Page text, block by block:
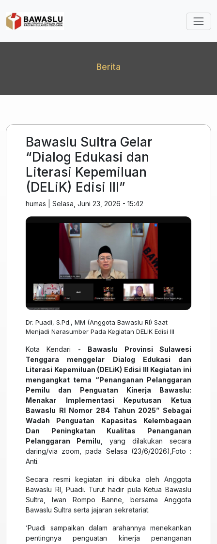
Berita
Bawaslu Sultra Gelar
“Dialog Edukasi dan
Literasi Kepemiluan
(DELiK) Edisi III”
humas Selasa, Juni 23, 2026 - 15:42
Dr. Puadi, S.Pd., MM (Anggota Bawaslu RI) Saat
Menjadi Narasumber Pada Kegiatan DELIK Edisi III
Kota Kendari - Bawaslu Provinsi Sulawesi
Tenggara menggelar Dialog Edukasi dan
Literasi Kepemiluan (DELiK) Edisi III Kegiatan ini
mengangkat tema “Penanganan Pelanggaran
Pemilu dan Penguatan Kinerja Bawaslu:
Menakar Implementasi Keputusan Ketua
Bawaslu RI Nomor 284 Tahun 2025” Sebagai
Wadah Penguatan Kapasitas Kelembagaan
Dan Peningkatan Kualitas Penanganan
Pelanggaran Pemilu , yang dilakukan secara
daring/via zoom, pada Selasa (23/6/2026),Foto :
Anti.
Secara resmi kegiatan ini dibuka oleh Anggota
Bawaslu RI, Puadi. Turut hadir pula Ketua Bawaslu
Sultra, Iwan Rompo Banne, bersama Anggota
Bawaslu Sultra serta jajaran sekretariat.
‘Puadi sampaikan dalam arahannya menekankan
pentingnya penguatan kinerja penanganan